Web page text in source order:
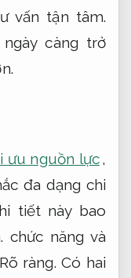
vấn tận tâm.
càng trở
ưu nguồn lực,
đa dạng chi
tiết này bao
chức năng và
Rõ ràng. Có hai